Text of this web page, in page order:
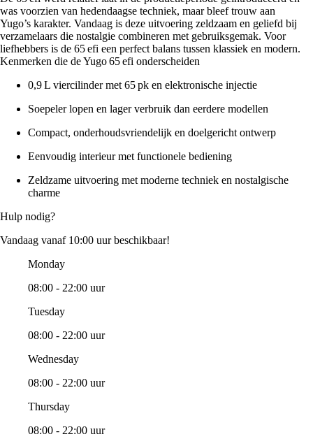
was voorzien van hedendaagse techniek, maar bleef trouw aan
Yugo’s karakter. Vandaag is deze uitvoering zeldzaam en geliefd bij
verzamelaars die nostalgie combineren met gebruiksgemak. Voor
liefhebbers is de 65 efi een perfect balans tussen klassiek en modern.
Kenmerken die de Yugo 65 efi onderscheiden
0,9 L viercilinder met 65 pk en elektronische injectie
Soepeler lopen en lager verbruik dan eerdere modellen
Compact, onderhoudsvriendelijk en doelgericht ontwerp
Eenvoudig interieur met functionele bediening
Zeldzame uitvoering met moderne techniek en nostalgische
charme
Hulp nodig?
Vandaag vanaf 10:00 uur beschikbaar!
Monday
08:00 - 22:00 uur
Tuesday
08:00 - 22:00 uur
Wednesday
08:00 - 22:00 uur
Thursday
08:00 - 22:00 uur